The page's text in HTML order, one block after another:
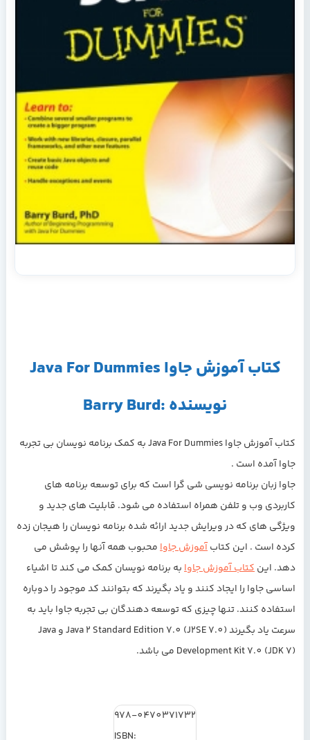
کتاب آموزش جاوا Java For Dummies
نویسنده :Barry Burd
کتاب آموزش جاوا Java For Dummies
به کمک برنامه نویسان بی تجربه
جاوا آمده است .
جاوا زبان برنامه نویسی شی گرا است که برای توسعه برنامه های
کاربردی وب و تلفن همراه استفاده می شود. قابلیت های جدید و
ویژگی های که در ویرایش جدید ارائه شده برنامه نویسان را هیجان زده
کرده است . این کتابآموزش جاوامحبوب همه آنها را پوشش می
دهد. اینکتاب آموزش جاوابه برنامه نویسان کمک می کند تا اشیاء
اساسی جاوا را ایجاد کنند و یاد بگیرند که بتوانند کد موجود را دوباره
استفاده کنند. تنها چیزی که توسعه دهندگان بی تجربه جاوا باید به
سرعت یاد بگیرند Java 2 Standard Edition 7.0 (J2SE 7.0) و Java
Development Kit 7.0 (JDK 7) می باشد.
978-0470371732
ISBN: